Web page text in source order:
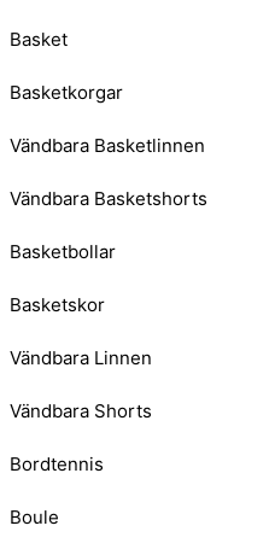
Basket
Basketkorgar
Vändbara Basketlinnen
Vändbara Basketshorts
Basketbollar
Basketskor
Vändbara Linnen
Vändbara Shorts
Bordtennis
Boule